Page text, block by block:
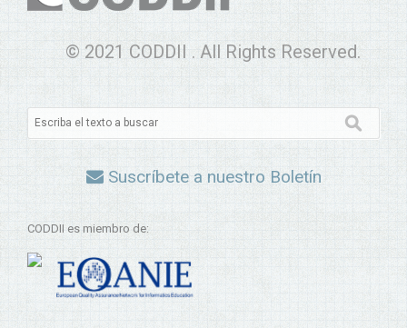
© 2021 CODDII . All Rights Reserved.
Suscríbete a nuestro Boletín
CODDII es miembro de: